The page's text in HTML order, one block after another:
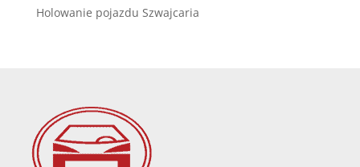
Holowanie pojazdu Szwajcaria